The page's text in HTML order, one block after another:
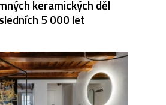
keramických děl
5 000 let